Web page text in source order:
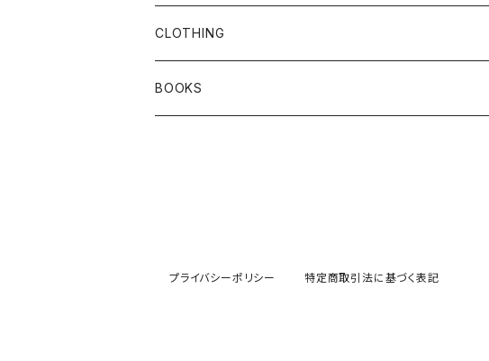
Vinyl
CD
CLOTHING
T-SHIRTS
BOOKS
プライバシーポリシー 特定商取引法に基づく表記